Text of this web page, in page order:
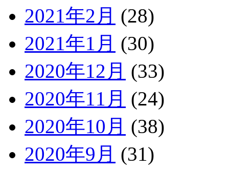
2021年2月 (28)
2021年1月 (30)
2020年12月 (33)
2020年11月 (24)
2020年10月 (38)
2020年9月 (31)